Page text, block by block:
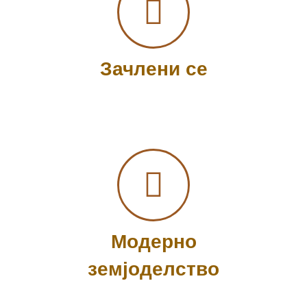
Зачлени се
Модерно
земјоделство